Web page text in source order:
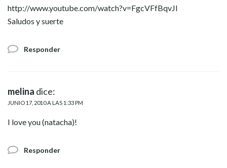
http://www.youtube.com/watch?v=FgcVFfBqvJI
Saludos y suerte
Responder
melina dice:
JUNIO 17, 2010 A LAS 1:33 PM
I love you (natacha)!
Responder